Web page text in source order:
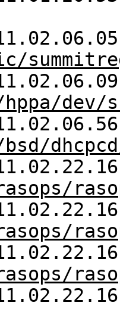
dev/